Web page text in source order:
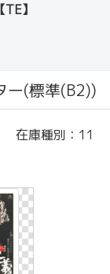
】
ー(標準(B2))
在庫種別： 11